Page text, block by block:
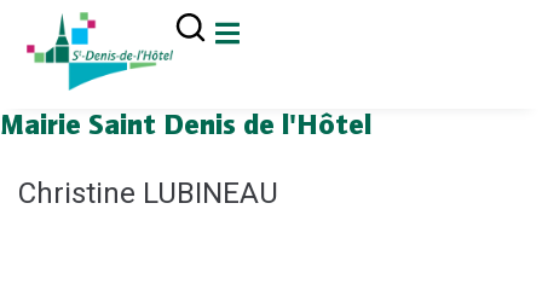
principal
Mairie Saint Denis de l'Hôtel
Christine LUBINEAU